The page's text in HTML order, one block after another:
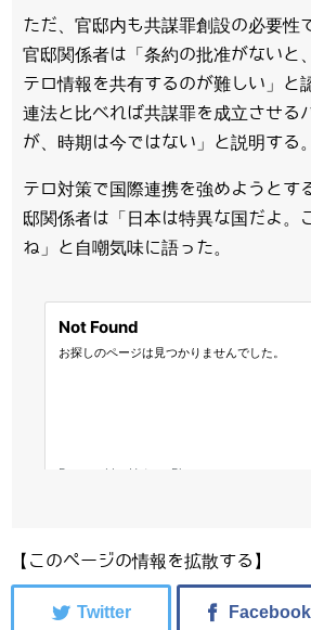
ただ、官邸内も共謀罪創設の必要性
官邸関係者は「条約の批准がないと
テロ情報を共有するのが難しい」と
連法と比べれば共謀罪を成立させる
が、時期は今ではない」と説明する。
テロ対策で国際連携を強めようとす
邸関係者は「日本は特異な国だよ。
ね」と自嘲気味に語った。
【このページの情報を拡散する】